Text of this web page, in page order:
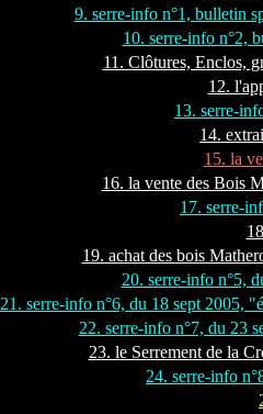
9. serre-info n°1, bulletin
10. serre-info n°2,
11. Clôtures, Enclos,
12.
13. serre-
14.
15. la
16. la vente des Bois
17. serre-
19. achat des bois
20. serre-info n°5,
21. serre-info n°6, du 18 sept 2005,
22. serre-info n°7, du 23
23. le Serrement de la
24. serre-info